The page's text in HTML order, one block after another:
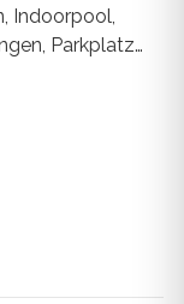
Indoorpool,
Parkplatz,